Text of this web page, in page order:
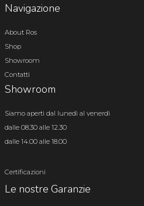
Navigazione
About Ros
Shop
Showroom
Contatti
Showroom
Siamo aperti dal lunedì al venerdì
dalle 08.30 alle 12.30
dalle 14.00 alle 18.00
Certificazioni
Le nostre Garanzie